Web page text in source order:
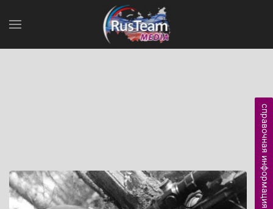
справочная информация